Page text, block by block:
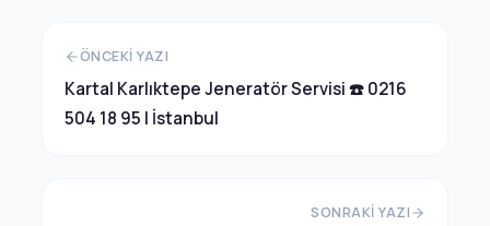
ÖNCEKI YAZI
Kartal Karlıktepe Jeneratör Servisi ☎️ 0216
504 18 95 | İstanbul
SONRAKI YAZI